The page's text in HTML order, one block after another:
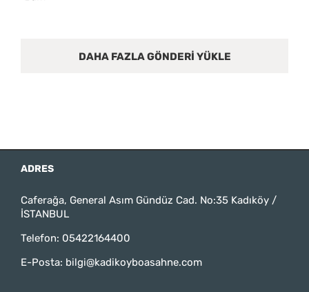
DAHA FAZLA GÖNDERI YÜKLE
ADRES
Caferağa, General Asım Gündüz Cad. No:35 Kadıköy /
İSTANBUL
Telefon: 05422164400
E-Posta: bilgi@kadikoyboasahne.com